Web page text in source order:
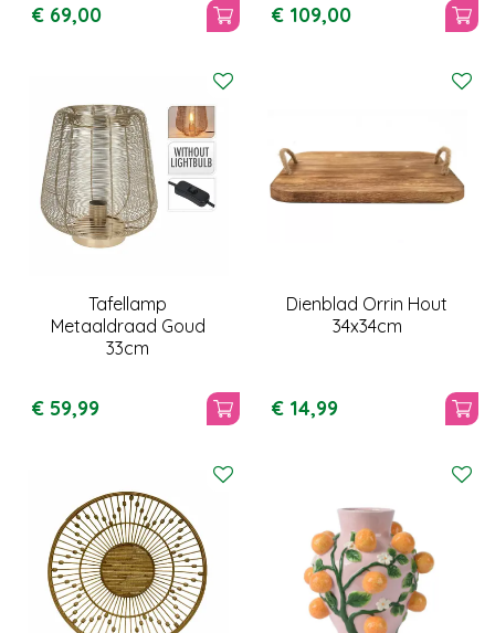
€ 69,00 € 109,00
Tafellamp
Metaaldraad Goud
33cm
€ 59,99
Dienblad Orrin Hout
34x34cm
€ 14,99